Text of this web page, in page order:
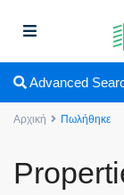
Advanced
Αρχική Πωλήθηκε